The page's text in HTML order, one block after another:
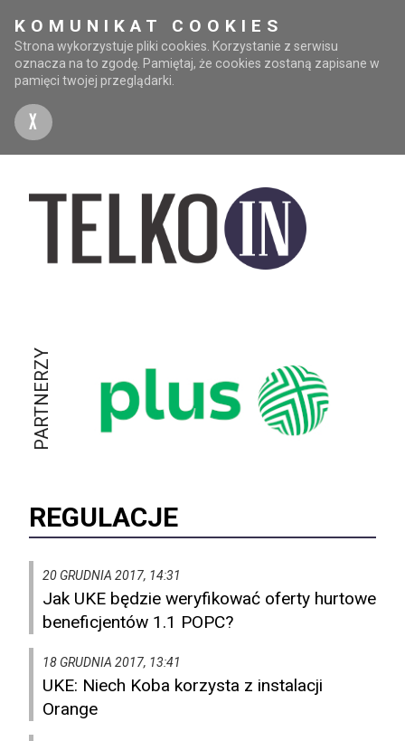
KOMUNIKAT COOKIES
Strona wykorzystuje pliki cookies. Korzystanie z serwisu
oznacza na to zgodę. Pamiętaj, że cookies zostaną zapisane w
pamięci twojej przeglądarki.
X
PARTNERZY
REGULACJE
20 GRUDNIA 2017, 14:31
Jak UKE będzie weryfikować oferty hurtowe
beneficjentów 1.1 POPC?
18 GRUDNIA 2017, 13:41
UKE: Niech Koba korzysta z instalacji
Orange